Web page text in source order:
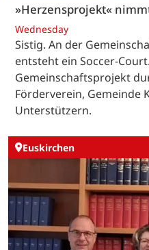
»Herzensprojekt«
Wednesday
Sistig. An der
entsteht ein Soccer-
Gemeinschaftsprojekt
Förderverein, Gemeinde
Unterstützern.
Euskirchen